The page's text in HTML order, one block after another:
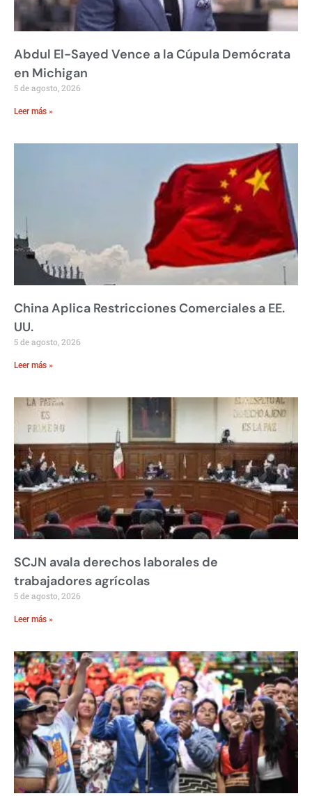
Abdul El-Sayed Vence a la Cúpula Demócrata
en Michigan
5 de agosto, 2026
Leer más »
China Aplica Restricciones Comerciales a EE.
UU.
5 de agosto, 2026
Leer más »
SCJN avala derechos laborales de
trabajadores agrícolas
5 de agosto, 2026
Leer más »